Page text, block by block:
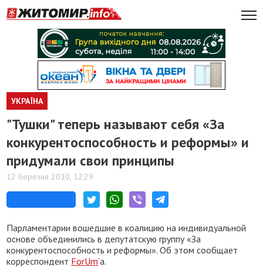
УКРАЇНА
"Тушки" теперь называют себя «За
конкурентоспособность и реформы» и
придумали свои принципы
12 березня 2010, 12:29
Парламентарии вошедшие в коалицию на индивидуальной
основе объединились в депутатскую группу «За
конкурентоспособность и реформы». Об этом сообщает
корреспондент ForUm’а.